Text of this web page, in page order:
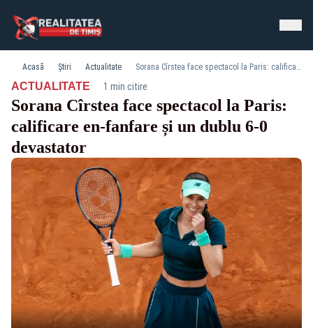
Acasă Știri Actualitate Sorana Cîrstea face spectacol la Paris: calificare en-fanfare și un dublu 6-0 devastator
ACTUALITATE· 1 min citire
Sorana Cîrstea face spectacol la Paris:
calificare en-fanfare și un dublu 6-0
devastator